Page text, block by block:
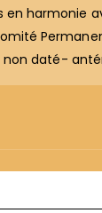
en harmonie
daté-